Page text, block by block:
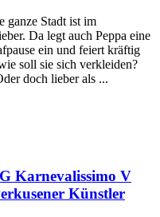
ganze Stadt ist im
Da legt auch Peppa eine
ein und feiert kräftig
soll sie sich verkleiden?
doch lieber als ...
Karnevalissimo V
Künstler